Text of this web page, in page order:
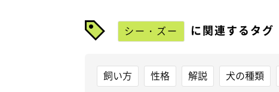
シー・ズー に関連するタグ
飼い方 性格 解説 犬の種類